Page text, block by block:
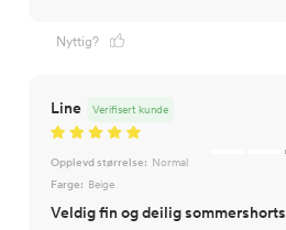
Nyttig?
Line Verifisert kunde
Opplevd størrelse: Normal
Farge: Beige
Veldig fin og deilig sommershorts